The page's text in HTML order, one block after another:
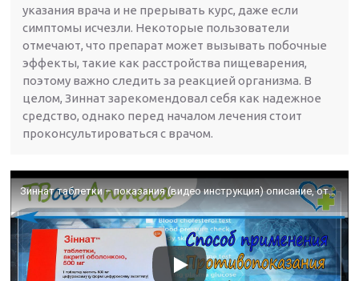
указания врача и не прерывать курс, даже если
симптомы исчезли. Некоторые пользователи
отмечают, что препарат может вызывать побочные
эффекты, такие как расстройства пищеварения,
поэтому важно следить за реакцией организма. В
целом, Зиннат зарекомендовал себя как надежное
средство, однако перед началом лечения стоит
проконсультироваться с врачом.
Зиннат таблетки – показания (видео инструкция) описание, отзывы – Цефуроксим